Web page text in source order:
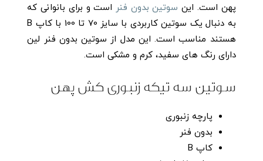
پهن است. این سوتین بدون فنر است و برای بانوانی که
به دنبال یک سوتین کاربردی با سایز 70 تا 100 با کاپ B
هستند مناسب است. این مدل از سوتین بدون فنر لین
دارای رنگ های سفيد، کرم و مشکی است.
سوتین سه تیکه زنبوری کش پهن
پارچه زنبوری
بدون فنر
کاپ B